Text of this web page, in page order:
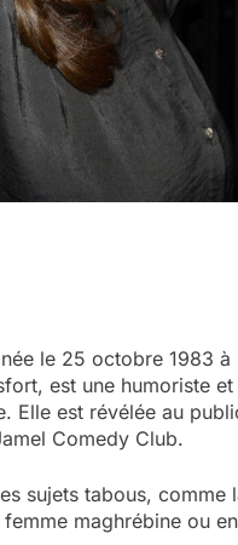
le 25 octobre 1983 à
est une humoriste et
Elle est révélée au
Comedy Club.
sujets tabous, comme
maghrébine ou